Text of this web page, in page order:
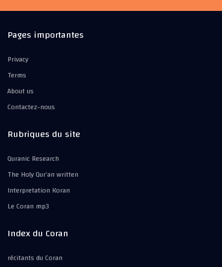
Pages importantes
Privacy
Terms
About us
Contactez-nous
Rubriques du site
Quranic Research
The Holy Qur’an written
Interpretation Koran
Le Coran mp3
Index du Coran
récitants du Coran